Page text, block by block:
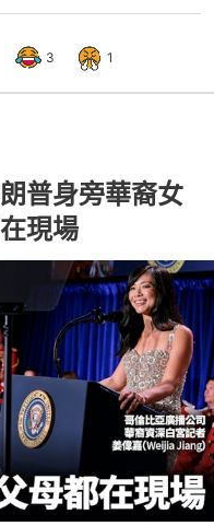
3 1
普身旁華裔女
現場